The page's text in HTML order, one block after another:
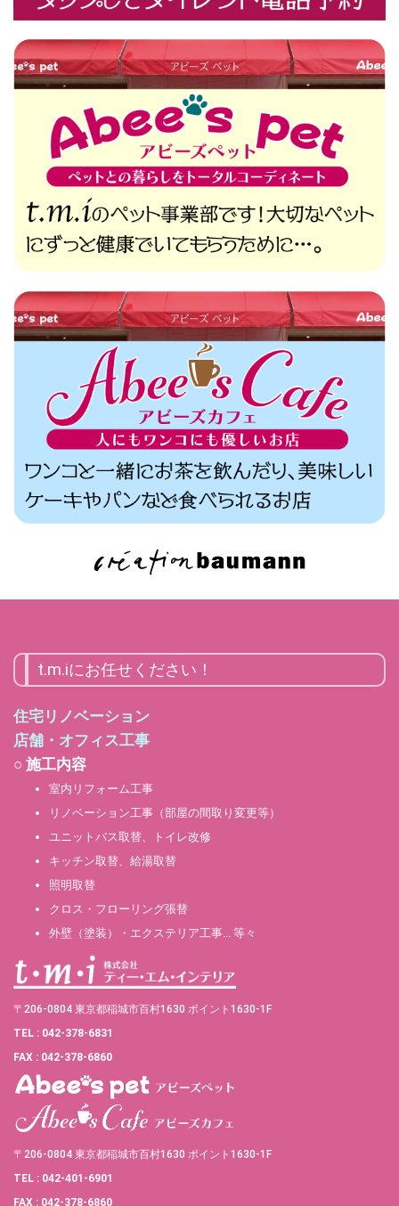
t.m.iにお任せください！
住宅リノベーション
店舗・オフィス工事
○ 施工内容
室内リフォーム工事
リノベーション工事（部屋の間取り変更等）
ユニットバス取替、トイレ改修
キッチン取替、給湯取替
照明取替
クロス・フローリング張替
外壁（塗装）・エクステリア工事… 等々
〒206-0804 東京都稲城市百村1630 ポイント1630-1F
TEL : 042-378-6831
FAX : 042-378-6860
〒206-0804 東京都稲城市百村1630 ポイント1630-1F
TEL : 042-401-6901
FAX : 042-378-6860